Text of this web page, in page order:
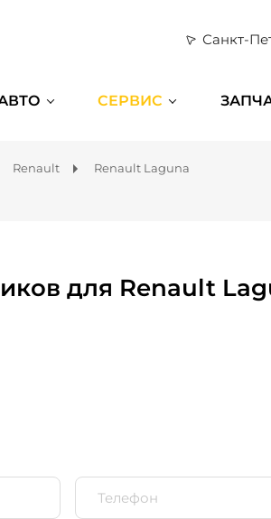
Санкт-
СЕРВИС
Renault Renault Laguna
для Renault